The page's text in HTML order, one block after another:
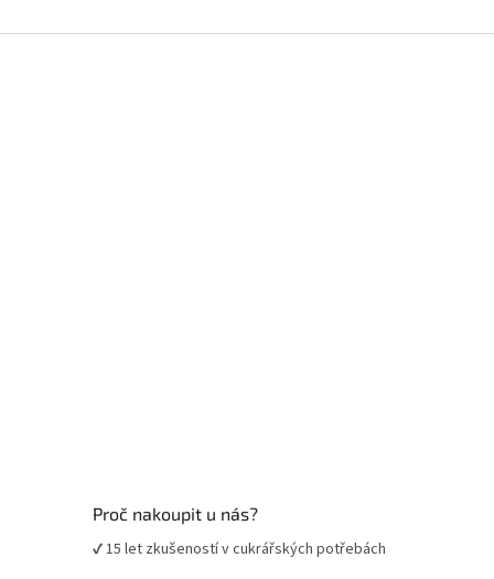
Proč nakoupit u nás?
✔ 15 let zkušeností v cukrářských potřebách